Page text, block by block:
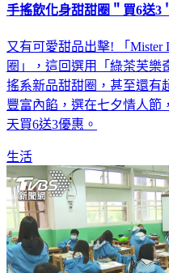
手搖飲化身甜甜圈＂買6送3
又有可愛甜品出擊! 「
圈」，這回選用「綠茶芙樂
搖系新品甜甜圈，甚至還有
豐富內餡，選在七夕情人節
天買6送3優惠。
生活